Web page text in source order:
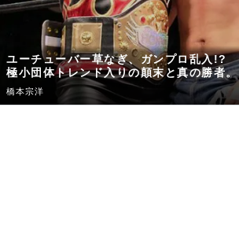
ユーチューバー草なぎ、ガンプロ乱入!?
極小団体トレンド入りの顛末と真の勝者。
橋本宗洋